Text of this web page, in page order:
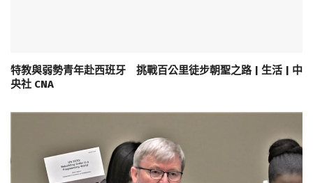
特教與弱勢青年赴西班牙 挑戰百公里徒步朝聖之路 | 生活 | 中
央社 CNA